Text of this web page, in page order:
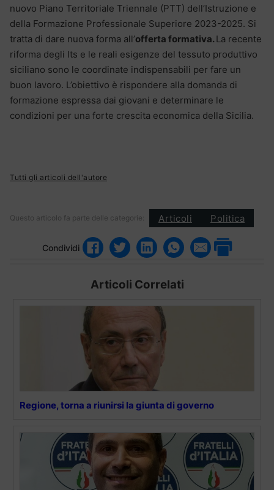
nuovo Piano Territoriale Triennale (PTT) dell’Istruzione e
della Formazione Professionale Superiore 2023-2025. Si
tratta di dare nuova forma all’offerta formativa. La recente
riforma degli Its e le reali esigenze del tessuto produttivo
siciliano sono le coordinate indispensabili per fare un
buon lavoro. L’obiettivo è rispondere alla domanda di
formazione espressa dai giovani e determinare le
condizioni per una forte crescita economica della Sicilia.
Tutti gli articoli dell'autore
Questo articolo fa parte delle categorie: Articoli Politica
Condividi
Articoli Correlati
Regione, torna a riunirsi la giunta di governo